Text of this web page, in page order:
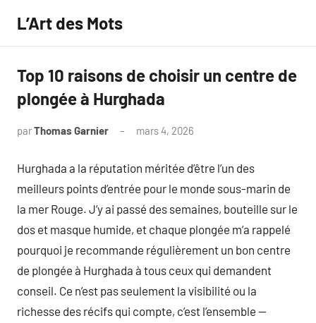
contenu
L’Art des Mots
Top 10 raisons de choisir un centre de
plongée à Hurghada
parThomas Garnier mars 4, 2026
Hurghada a la réputation méritée d’être l’un des
meilleurs points d’entrée pour le monde sous-marin de
la mer Rouge. J’y ai passé des semaines, bouteille sur le
dos et masque humide, et chaque plongée m’a rappelé
pourquoi je recommande régulièrement un bon centre
de plongée à Hurghada à tous ceux qui demandent
conseil. Ce n’est pas seulement la visibilité ou la
richesse des récifs qui compte, c’est l’ensemble —